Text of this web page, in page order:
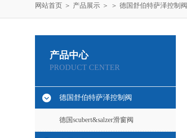
网站首页 ＞ 产品展示 ＞ ＞ 德国舒伯特萨泽控制阀
产品中心
PRODUCT CENTER
德国舒伯特萨泽控制阀
德国scubert&salzer滑窗阀